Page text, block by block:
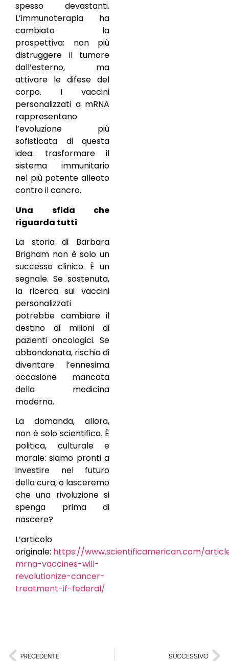
spesso devastanti.
L’immunoterapia ha
cambiato la
prospettiva: non più
distruggere il tumore
dall’esterno, ma
attivare le difese del
corpo. I vaccini
personalizzati a mRNA
rappresentano
l’evoluzione più
sofisticata di questa
idea: trasformare il
sistema immunitario
nel più potente alleato
contro il cancro.
Una sfida che
riguarda tutti
La storia di Barbara
Brigham non è solo un
successo clinico. È un
segnale. Se sostenuta,
la ricerca sui vaccini
personalizzati
potrebbe cambiare il
destino di milioni di
pazienti oncologici. Se
abbandonata, rischia di
diventare l’ennesima
occasione mancata
della medicina
moderna.
La domanda, allora,
non è solo scientifica. È
politica, culturale e
morale: siamo pronti a
investire nel futuro
della cura, o lasceremo
che una rivoluzione si
spenga prima di
nascere?
L’articolo
originale: https://www.scientificamerican.com/
mrna-vaccines-will-
revolutionize-cancer-
treatment-if-federal/
PRECEDENTE SUCCESSIVO